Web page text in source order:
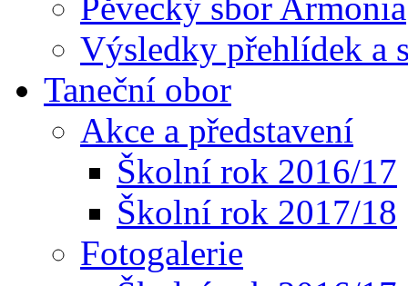
Výsledky přehlídek a
Taneční obor
Akce a představení
Školní rok 2016/17
Školní rok 2017/18
Fotogalerie